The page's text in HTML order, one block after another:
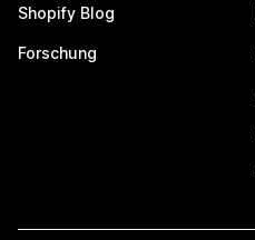
Shopify Blog
Forschung